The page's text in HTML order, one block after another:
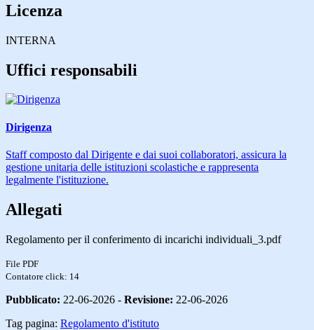
Licenza
INTERNA
Uffici responsabili
Dirigenza
Staff composto dal Dirigente e dai suoi collaboratori, assicura la
gestione unitaria delle istituzioni scolastiche e rappresenta
legalmente l'istituzione.
Allegati
Regolamento per il conferimento di incarichi individuali_3.pdf
File PDF
Contatore click: 14
Pubblicato: 22-06-2026 - Revisione: 22-06-2026
Tag pagina: Regolamento d'istituto